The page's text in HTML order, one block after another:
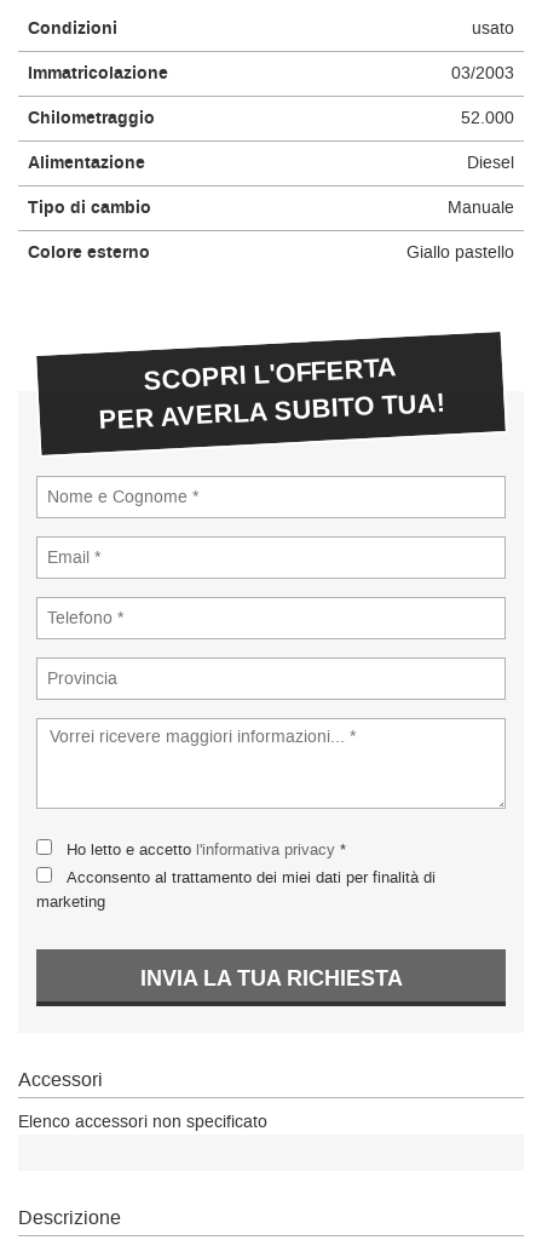
Condizioni usato
Immatricolazione 03/2003
Chilometraggio 52.000
Alimentazione Diesel
Tipo di cambio Manuale
Colore esterno Giallo pastello
SCOPRI L'OFFERTA
PER AVERLA SUBITO TUA!
Ho letto e accetto l'informativa privacy *
Acconsento al trattamento dei miei dati per finalità di
marketing
INVIA LA TUA RICHIESTA
Accessori
Elenco accessori non specificato
Descrizione